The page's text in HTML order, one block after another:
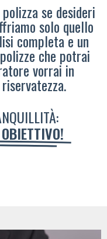
se desideri
solo quello
completa e un
che potrai
vorrai in